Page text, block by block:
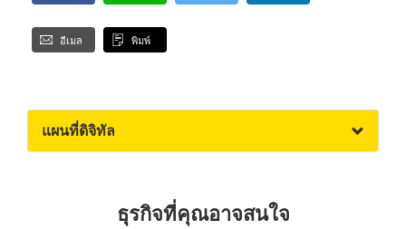
อีเมล พิมพ์
แผนที่ดิจิทัล
ธุรกิจที่คุณอาจสนใจ